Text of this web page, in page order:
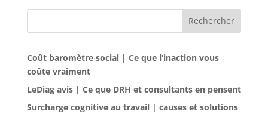
Rechercher
Coût baromètre social | Ce que l’inaction vous
coûte vraiment
LeDiag avis | Ce que DRH et consultants en pensent
Surcharge cognitive au travail | causes et solutions